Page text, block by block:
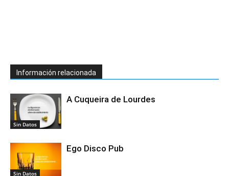
Información relacionada
Sin Datos
A Cuqueira de Lourdes
Sin Datos
Ego Disco Pub